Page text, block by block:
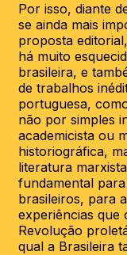
Por isso, diante
se ainda mais
proposta
há muito
brasileira, e
de trabalhos
portuguesa,
não por simples
academicista ou
historiográfica,
literatura
fundamental
brasileiros, para
experiências que
Revolução
qual a Brasileira